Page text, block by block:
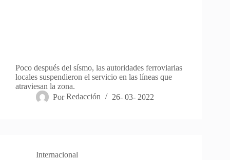
Poco después del sísmo, las autoridades ferroviarias
locales suspendieron el servicio en las líneas que
atraviesan la zona.
Por Redacción 26- 03- 2022
Internacional